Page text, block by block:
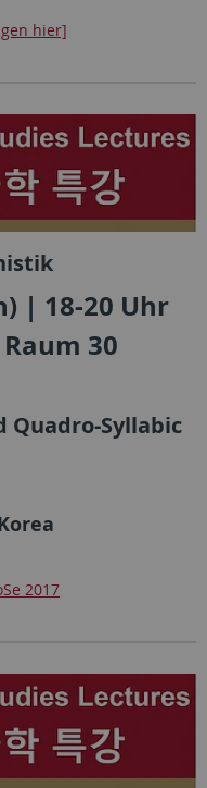
hier]
| 18-20 Uhr
30
Quadro-Syllabic
2017